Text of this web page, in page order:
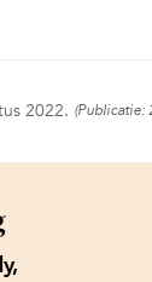
2022. (Publicatie: